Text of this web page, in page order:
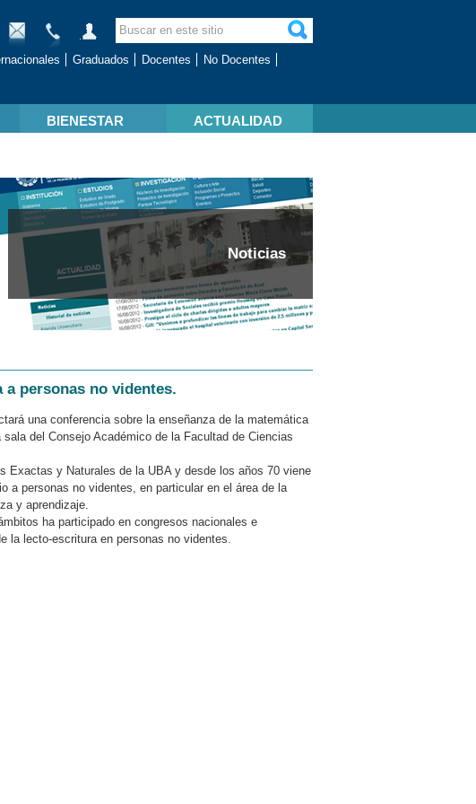
Graduados Docentes
No Docentes
BIENESTAR ACTUALIDAD
Noticias
a personas no videntes.
una conferencia sobre la enseñanza de la matemática
del Consejo Académico de la Facultad de Ciencias
Exactas y Naturales de la UBA y desde los años 70 viene
a personas no videntes, en particular en el área de la
y aprendizaje.
ha participado en congresos nacionales e
la lecto-escritura en personas no videntes.